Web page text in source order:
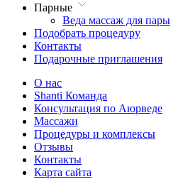
Парные
Веда массаж для пары
Подобрать процедуру
Контакты
Подарочные приглашения
О нас
Shanti Команда
Консультация по Аюрведе
Массажи
Процедуры и комплексы
Отзывы
Контакты
Карта сайта